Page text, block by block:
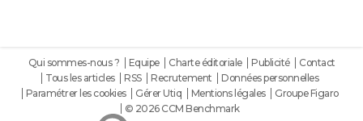
Qui sommes-nous ? Equipe Charte éditoriale Publicité
Contact
Tous les articles
RSS Recrutement
Données personnelles
Paramétrer les cookies
Gérer Utiq Mentions légales
Groupe Figaro
© 2026 CCM Benchmark